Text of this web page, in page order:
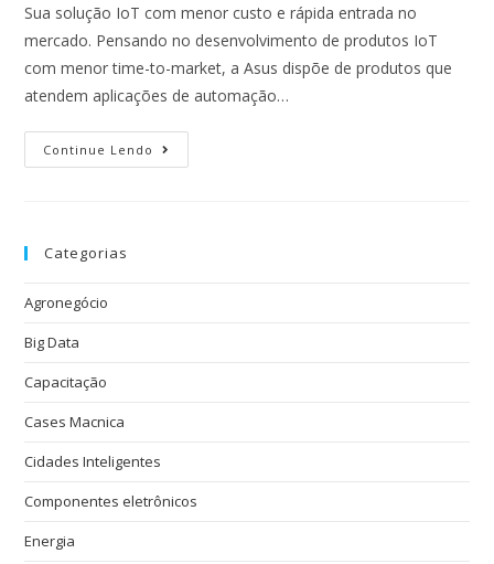
Sua solução IoT com menor custo e rápida entrada no
mercado. Pensando no desenvolvimento de produtos IoT
com menor time-to-market, a Asus dispõe de produtos que
atendem aplicações de automação…
Continue Lendo
Categorias
Agronegócio
Big Data
Capacitação
Cases Macnica
Cidades Inteligentes
Componentes eletrônicos
Energia